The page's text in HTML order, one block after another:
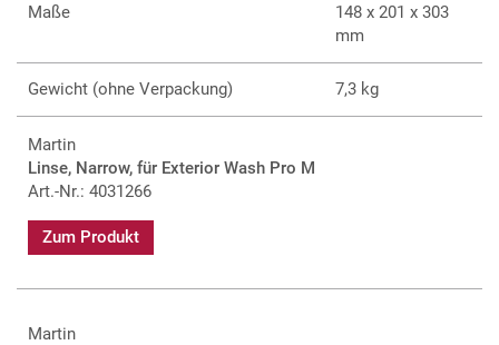
Maße
148 x 201 x 303
mm
Gewicht (ohne Verpackung) 7,3 kg
Martin
Linse, Narrow, für Exterior Wash Pro M
Art.-Nr.: 4031266
Zum Produkt
Martin